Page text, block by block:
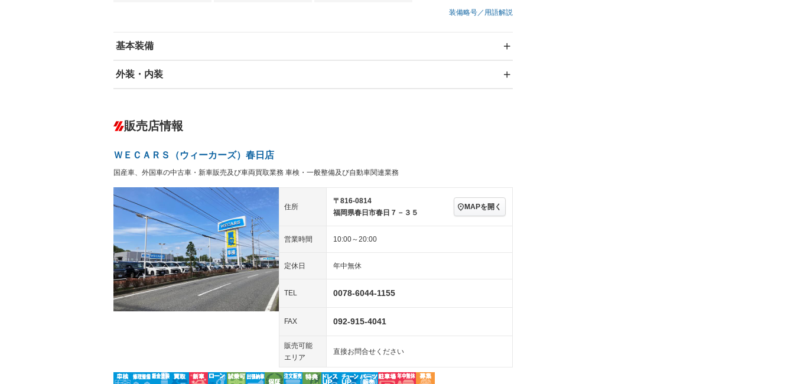
装備略号／用語解説
基本装備
エアバッグ：運転席/助手席/サイド
－ ダウンヒルアシストコントロール
Bluetooth接続 100V電源
装備略号／用語解説
外装・内装
－ オーディオ
－
ー
－ 革シート
LEDヘッドランプ － HID(キセノンライト) － ポータブルナビ
－ エアロ スマートキー ローダウン
ランフラットタイヤ － パワーシート 3列シート ベンチシート
－ フルフラットシート － チップアップシート オットマン
シートヒーター － ウォークスルー 後席モニター
－ フロントカメラ － シートエアコン
－ ルーフレール － エアサスペンション
販売店情報
ＷＥＣＡＲＳ（ウィーカーズ）春日店
国産車、外国車の中古車・新車販売及び車両買取業務 車検・一般整備及び自動車関連業務
住所
〒816-0814
福岡県春日市春日７－３５
MAPを開く
営業時間 10:00～20:00
定休日 年中無休
TEL 0078-6044-1155
FAX 092-915-4041
販売可能
エリア
直接お問合せください